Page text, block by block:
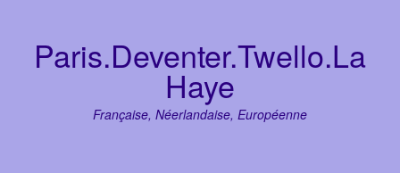
contentParis.Deventer.Twello.La
Haye
Française, Néerlandaise, Européenne